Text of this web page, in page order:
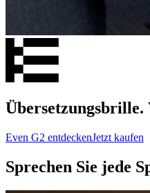
Übersetzungsbrille.
Even G2 entdeckenJetzt kaufen
Sprechen Sie jede